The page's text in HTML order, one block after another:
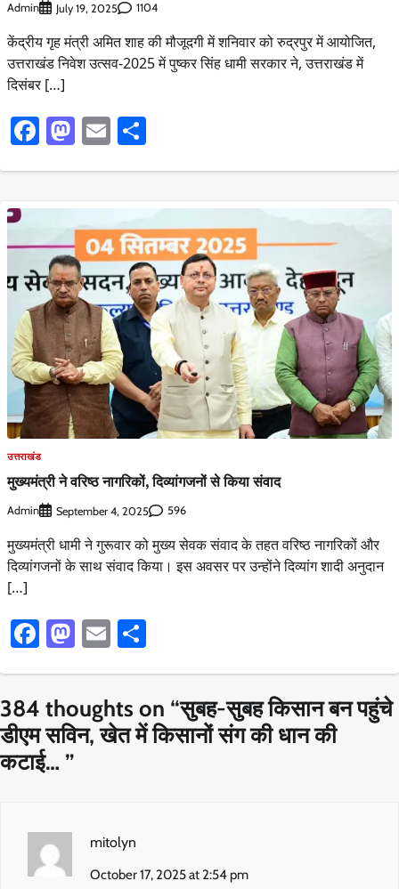
Admin July 19, 2025 1104
केंद्रीय गृह मंत्री अमित शाह की मौजूदगी में शनिवार को रुद्रपुर में आयोजित,
उत्तराखंड निवेश उत्सव-2025 में पुष्कर सिंह धामी सरकार ने, उत्तराखंड में
दिसंबर […]
Facebook
Mastodon
Email
उत्तराखंड
मुख्यमंत्री ने वरिष्ठ नागरिकों, दिव्यांगजनों से किया संवाद
Admin September 4, 2025 596
मुख्यमंत्री धामी ने गुरूवार को मुख्य सेवक संवाद के तहत वरिष्ठ नागरिकों और
दिव्यांगजनों के साथ संवाद किया। इस अवसर पर उन्होंने दिव्यांग शादी अनुदान
[…]
Facebook
Mastodon
Email
384 thoughts on “सुबह-सुबह किसान बन पहुंचे
डीएम सविन, खेत में किसानों संग की धान की
कटाई… ”
mitolyn
October 17, 2025 at 2:54 pm